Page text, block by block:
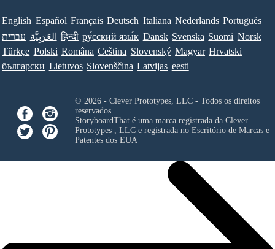
English Español Français Deutsch Italiana Nederlands Português
עברית العَرَبِيَّة हिन्दी ру́сский язы́к Dansk Svenska Suomi Norsk
Türkçe Polski Româna Ceština Slovenský Magyar Hrvatski
български Lietuvos Slovenščina Latvijas eesti
© 2026 - Clever Prototypes, LLC - Todos os direitos
reservados.
StoryboardThat é uma marca registrada da Clever
Prototypes , LLCe registrada no Escritório de Marcas e
Patentes dos EUA